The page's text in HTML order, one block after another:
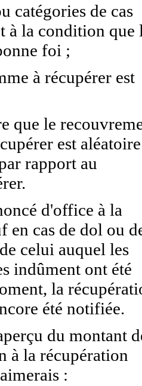
catégories de cas
à la condition que
foi ;
à récupérer est
que le
est aléatoire
rapport au
d'office à la
en cas de dol ou
celui auquel les
indûment ont été
la
été notifiée.
du montant
à la récupération
: